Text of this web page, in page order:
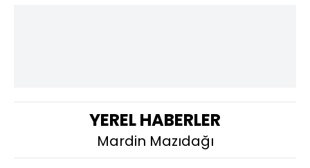
YEREL HABERLER
Mardin Mazıdağı